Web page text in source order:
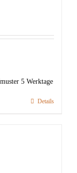
5 Werktage
Details